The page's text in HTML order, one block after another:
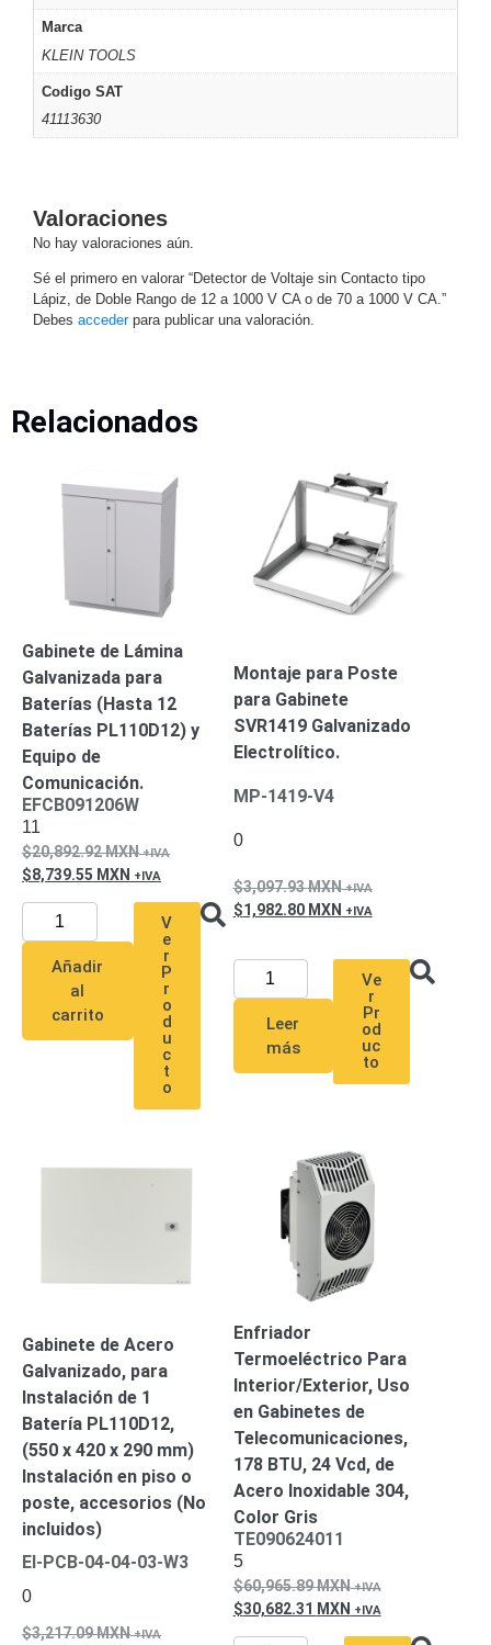
Pantallas
Mobiliario
Accesorios
de
ApoyoPantallas
Seguridad
Protección
Descargas
CoaxialCorriente
Corriente
Almacenamiento
SAN /
Duros
(HDD)Memorias
Memorias
Micro
SDServidores
de
Aplicación
de Estado
(SSD)
Software
Analíticas
EPCOM
Cloud
HIKVISION HoneywellWisenet
Wave
CEIBAII /
KAPOK
Videograbadoras
MóvilesDash
e
Interfonos
AccesoriosIntercomunicadores
Videoporteros
AnalógicosVideoporteros
IP
Marca
KLEIN TOOLS
Codigo SAT
41113630
Valoraciones
No hay valoraciones aún.
Sé el primero en valorar “Detector de Voltaje sin Contacto tipo
Lápiz, de Doble Rango de 12 a 1000 V CA o de 70 a 1000 V CA.”
Debes accederpara publicar una valoración.
Relacionados
Gabinete de Lámina
Galvanizada para
Baterías (Hasta 12
Baterías PL110D12) y
Equipo de
Comunicación.
EFCB091206W
11
20,892.92MXN
8,739.55 MXN
Añadir
al
carrito
V
e
r
P
r
o
d
u
c
t
o
Montaje para Poste
para Gabinete
SVR1419 Galvanizado
Electrolítico.
MP-1419-V4
0
3,097.93MXN
1,982.80 MXN
Leer
más
Ve
r
Pr
od
uc
to
Gabinete de Acero
Galvanizado, para
Instalación de 1
Batería PL110D12,
(550 x 420 x 290 mm)
Instalación en piso o
poste, accesorios (No
incluidos)
EI-PCB-04-04-03-W3
0
3,217.09MXN
Enfriador
Termoeléctrico Para
Interior/Exterior, Uso
en Gabinetes de
Telecomunicaciones,
178 BTU, 24 Vcd, de
Acero Inoxidable 304,
Color Gris
TE090624011
5
60,965.89MXN
30,682.31 MXN